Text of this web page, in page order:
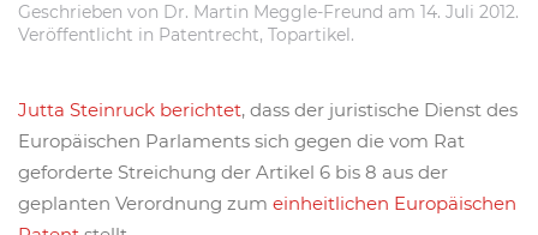
Geschrieben von Dr. Martin Meggle-Freund am 14. Juli 2012.
Veröffentlicht in Patentrecht, Topartikel.
Jutta Steinruck berichtet, dass der juristische Dienst des
Europäischen Parlaments sich gegen die vom Rat
geforderte Streichung der Artikel 6 bis 8 aus der
geplanten Verordnung zum einheitlichen Europäischen